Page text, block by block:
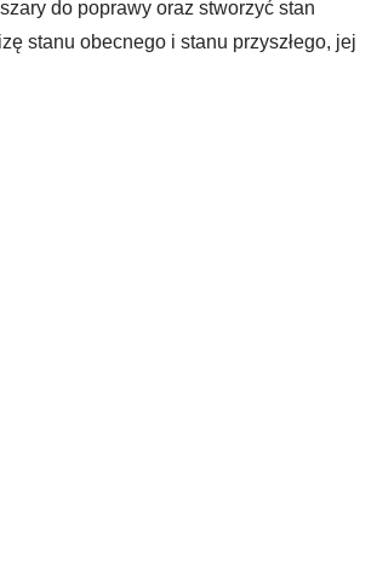
do poprawy oraz stworzyć stan
stanu obecnego i stanu przyszłego, jej